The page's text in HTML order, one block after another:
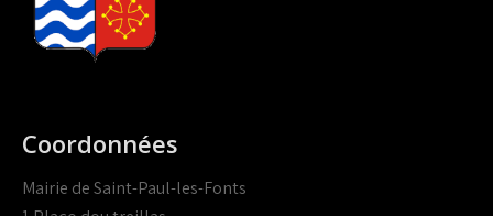
Coordonnées
Mairie de Saint-Paul-les-Fonts